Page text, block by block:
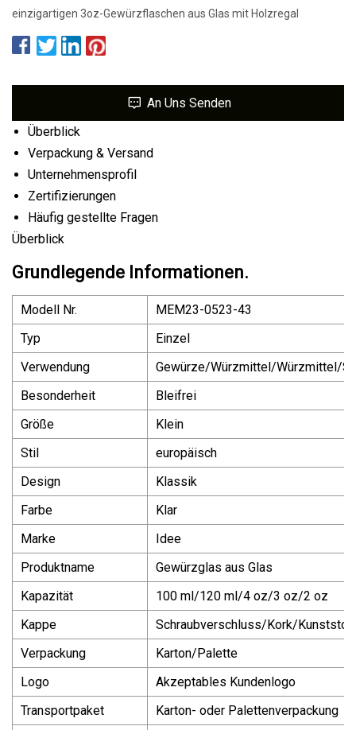
einzigartigen 3oz-Gewürzflaschen aus Glas mit Holzregal
An Uns Senden
Überblick
Verpackung & Versand
Unternehmensprofil
Zertifizierungen
Häufig gestellte Fragen
Überblick
Grundlegende Informationen.
Modell Nr.
MEM23-0523-43
Typ
Einzel
Verwendung
Gewürze/Würzmittel/Würzmittel/
Besonderheit
Bleifrei
Größe
Klein
Stil
europäisch
Design
Klassik
Farbe
Klar
Marke
Idee
Produktname
Gewürzglas aus Glas
Kapazität
100 ml/120 ml/4 oz/3 oz/2 oz
Kappe
Schraubverschluss/Kork/
Verpackung
Karton/Palette
Logo
Akzeptables Kundenlogo
Transportpaket
Karton- oder Palettenverpackung